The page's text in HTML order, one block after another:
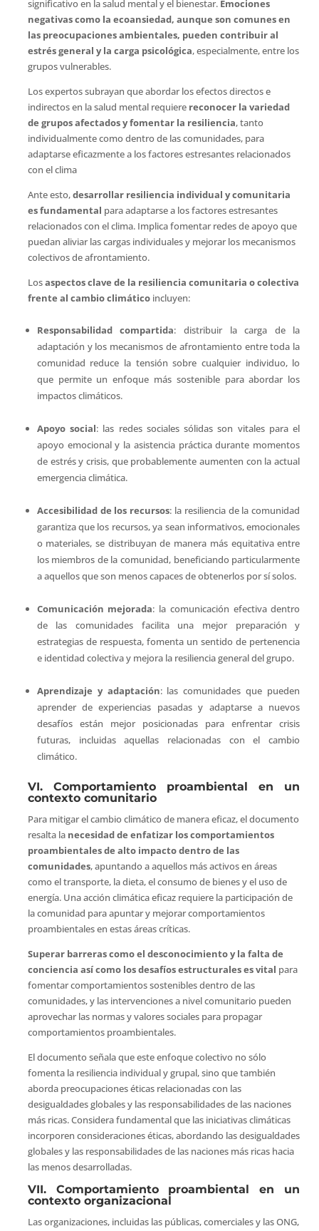
significativo en la salud mental y el bienestar. Emociones
negativas como la ecoansiedad, aunque son comunes en
las preocupaciones ambientales, pueden contribuir al
estrés general y la carga psicológica, especialmente, entre los
grupos vulnerables.
Los expertos subrayan que abordar los efectos directos e
indirectos en la salud mental requiere reconocer la variedad
de grupos afectados y fomentar la resiliencia, tanto
individualmente como dentro de las comunidades, para
adaptarse eficazmente a los factores estresantes relacionados
con el clima
Ante esto,desarrollar resiliencia individual y comunitaria
es fundamental para adaptarse a los factores estresantes
relacionados con el clima. Implica fomentar redes de apoyo que
puedan aliviar las cargas individuales y mejorar los mecanismos
colectivos de afrontamiento.
Losaspectos clave de la resiliencia comunitaria o colectiva
frente al cambio climático incluyen:
Responsabilidad compartida: distribuir la carga de la
adaptación y los mecanismos de afrontamiento entre toda la
comunidad reduce la tensión sobre cualquier individuo, lo
que permite un enfoque más sostenible para abordar los
impactos climáticos.
Apoyo social: las redes sociales sólidas son vitales para el
apoyo emocional y la asistencia práctica durante momentos
de estrés y crisis, que probablemente aumenten con la actual
emergencia climática.
Accesibilidad de los recursos: la resiliencia de la comunidad
garantiza que los recursos, ya sean informativos, emocionales
o materiales, se distribuyan de manera más equitativa entre
los miembros de la comunidad, beneficiando particularmente
a aquellos que son menos capaces de obtenerlos por sí solos.
Comunicación mejorada: la comunicación efectiva dentro
de las comunidades facilita una mejor preparación y
estrategias de respuesta, fomenta un sentido de pertenencia
e identidad colectiva y mejora la resiliencia general del grupo.
Aprendizaje y adaptación: las comunidades que pueden
aprender de experiencias pasadas y adaptarse a nuevos
desafíos están mejor posicionadas para enfrentar crisis
futuras, incluidas aquellas relacionadas con el cambio
climático.
VI. Comportamiento proambiental en un
contexto comunitario
Para mitigar el cambio climático de manera eficaz, el documento
resalta la necesidad de enfatizar los comportamientos
proambientales de alto impacto dentro de las
comunidades, apuntando a aquellos más activos en áreas
como el transporte, la dieta, el consumo de bienes y el uso de
energía. Una acción climática eficaz requiere la participación de
la comunidad para apuntar y mejorar comportamientos
proambientales en estas áreas críticas.
Superar barreras como el desconocimiento y la falta de
conciencia así como los desafíos estructurales es vital para
fomentar comportamientos sostenibles dentro de las
comunidades, y las intervenciones a nivel comunitario pueden
aprovechar las normas y valores sociales para propagar
comportamientos proambientales.
El documento señala que este enfoque colectivo no sólo
fomenta la resiliencia individual y grupal, sino que también
aborda preocupaciones éticas relacionadas con las
desigualdades globales y las responsabilidades de las naciones
más ricas. Considera fundamental que las iniciativas climáticas
incorporen consideraciones éticas, abordando las desigualdades
globales y las responsabilidades de las naciones más ricas hacia
las menos desarrolladas.
VII. Comportamiento proambiental en un
contexto organizacional
Las organizaciones, incluidas las públicas, comerciales y las ONG,